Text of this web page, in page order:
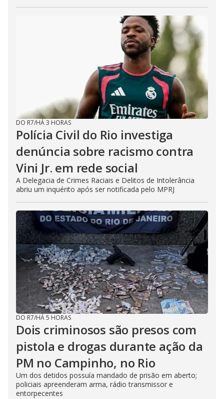
DO R7/HÁ 3 HORAS
Polícia Civil do Rio investiga
denúncia sobre racismo contra
Vini Jr. em rede social
A Delegacia de Crimes Raciais e Delitos de Intolerância
abriu um inquérito após ser notificada pelo MPRJ
DO R7/HÁ 5 HORAS
Dois criminosos são presos com
pistola e drogas durante ação da
PM no Campinho, no Rio
Um dos detidos possuía mandado de prisão em aberto;
policiais apreenderam arma, rádio transmissor e
entorpecentes